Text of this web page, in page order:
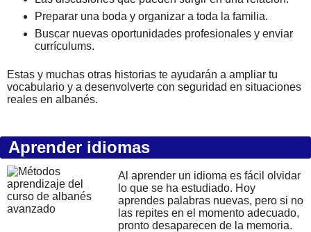
Preparar una boda y organizar a toda la familia.
Buscar nuevas oportunidades profesionales y enviar
currículums.
Estas y muchas otras historias te ayudarán a ampliar tu
vocabulario y a desenvolverte con seguridad en situaciones
reales en albanés.
Aprender idiomas
Al aprender un idioma es fácil olvidar
lo que se ha estudiado. Hoy
aprendes palabras nuevas, pero si no
las repites en el momento adecuado,
pronto desaparecen de la memoria.